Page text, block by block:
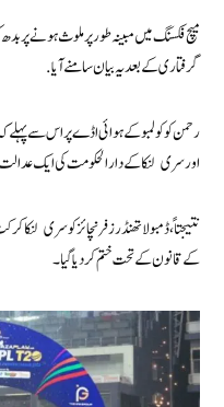
میچ فکسنگ میں مبینہ طور پر ملوث ہونے پر
گرفتاری کے بعد یہ بیان سامنے آیا.
رحمن کو کولمبو کے ہوائی اڈے پر اس سے پہلے
اور سری لنکا کے دارالحکومت کی ایک عدالت نے انہیں 31 مئی تک
نتیجتاً، ڈمبولا تھنڈرز فرنچائز کو سری
کے قانون کے تحت ختم کر دیا گیا۔